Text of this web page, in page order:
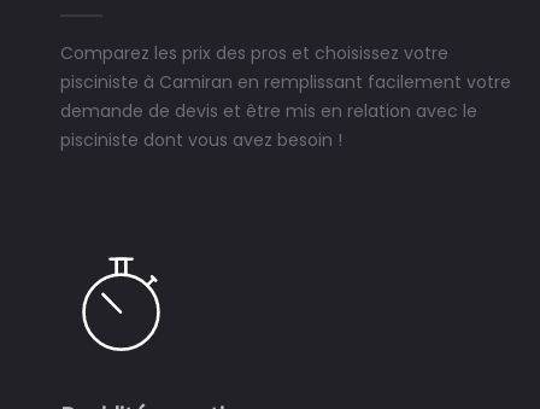
Comparez les prix des pros et choisissez votre
pisciniste à Camiran en remplissant facilement votre
demande de devis et être mis en relation avec le
pisciniste dont vous avez besoin !